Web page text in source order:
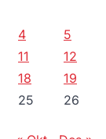
4
5
11
12
18
19
25
26